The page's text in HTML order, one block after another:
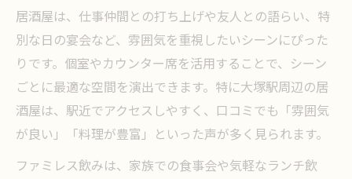
居酒屋は、仕事仲間との打ち上げや友人との語らい、特
別な日の宴会など、雰囲気を重視したいシーンにぴった
りです。個室やカウンター席を活用することで、シーン
ごとに最適な空間を演出できます。特に大塚駅周辺の居
酒屋は、駅近でアクセスしやすく、口コミでも「雰囲気
が良い」「料理が豊富」といった声が多く見られます。
ファミレス飲みは、家族での食事会や気軽なランチ飲